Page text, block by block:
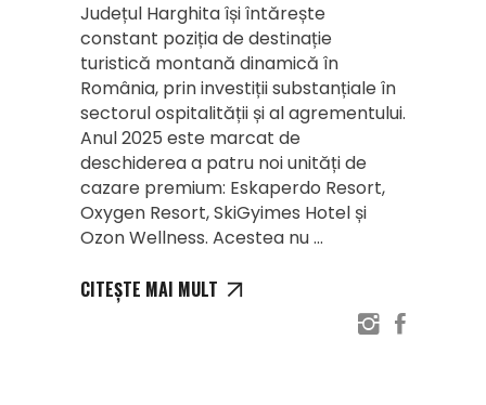
Județul Harghita își întărește
constant poziția de destinație
turistică montană dinamică în
România, prin investiții substanțiale în
sectorul ospitalității și al agrementului.
Anul 2025 este marcat de
deschiderea a patru noi unități de
cazare premium: Eskaperdo Resort,
Oxygen Resort, SkiGyimes Hotel și
Ozon Wellness. Acestea nu
CITEȘTE MAI MULT